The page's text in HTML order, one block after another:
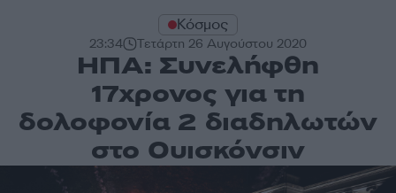
Κόσμος
23:34 Τετάρτη 26 Αυγούστου 2020
ΗΠΑ: Συνελήφθη
17χρονος για τη
δολοφονία 2 διαδηλωτών
στο Ουισκόνσιν